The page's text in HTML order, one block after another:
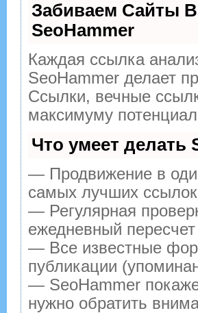
Забиваем Сайты
SeoHammer
Каждая ссылка
SeoHammer делает
Ссылки, вечные
максимуму
Что умеет делать
— Продвижение в
самых лучших
— Регулярная
ежедневный пересчет
— Все известные
публикации
— SeoHammer
нужно обратить